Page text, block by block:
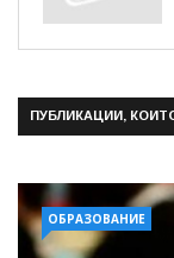
ПУБЛИКАЦИИ,
ОБРАЗОВАНИЕ